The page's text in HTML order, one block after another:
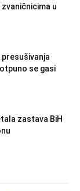
u
se gasi
zastava BiH